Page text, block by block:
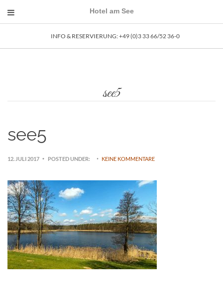
Hotel am See
INFO & RESERVIERUNG: ­+49 (0)3 33 66/52 36-0
see5
see5
12. JULI 2017 POSTED UNDER: KEINE KOMMENTARE